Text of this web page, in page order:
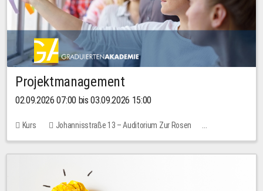
Projektmanagement
02.09.2026 07:00 bis 03.09.2026 15:00
Kurs
Johannisstraße 13 – Auditorium Zur Rosen
Keine freien Plätze
30,00 EUR